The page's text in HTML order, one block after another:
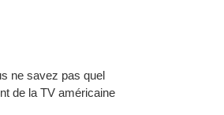
ne savez pas quel
de la TV américaine